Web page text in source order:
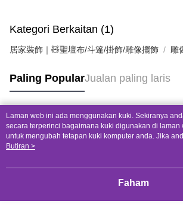
Kategori Berkaitan (1)
居家裝飾｜🧸聖壇布/斗篷/掛飾/雕像擺飾 雕
Paling PopularJualan paling laris
Tag Popular
Laman web ini ada menggunakan kuki. Sekiranya
secara terperinci bagaimana kuki digunakan di
untuk mengubah tetapan kuki komputer anda. Jika
menggunakan kuki di komputer anda, sila rujuk
mengetahui secara terperinci bagaimana kuki
mahu menggunakan kuki di komputer anda, sila rujuk
Butiran >
Faham